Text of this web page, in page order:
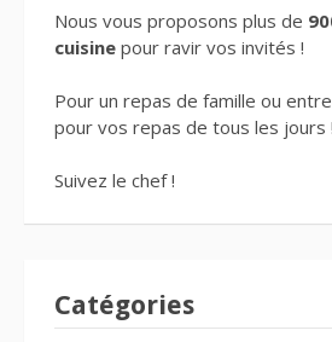
Nous vous proposons plus de
cuisine pour ravir vos invités !
Pour un repas de famille ou
pour vos repas de tous les jours !
Suivez le chef !
Catégories